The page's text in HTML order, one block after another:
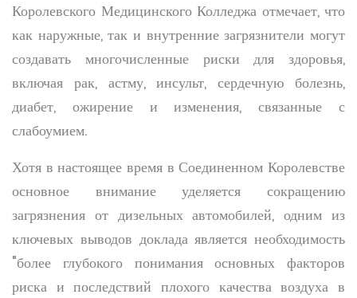
Королевского Медицинского Колледжа отмечает, что
как наружные, так и внутренние загрязнители могут
создавать многочисленные риски для здоровья,
включая рак, астму, инсульт, сердечную болезнь,
диабет, ожирение и изменения, связанные с
слабоумием.
Хотя в настоящее время в Соединенном Королевстве
основное внимание уделяется сокращению
загрязнения от дизельных автомобилей, одним из
ключевых выводов доклада является необходимость
"более глубокого понимания основных факторов
риска и последствий плохого качества воздуха в